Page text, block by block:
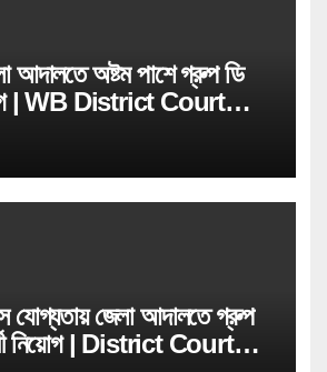
আদালতে অষ্টম পাশে গ্রুপ ডি
| WB District Court
যোগ্যতায় জেলা আদালতে গ্রুপ
নিয়োগ | District Court